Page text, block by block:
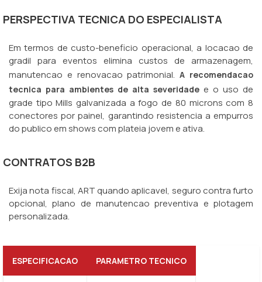
PERSPECTIVA TECNICA DO ESPECIALISTA
Em termos de custo-beneficio operacional, a locacao de
gradil para eventos elimina custos de armazenagem,
manutencao e renovacao patrimonial.A recomendacao
tecnica para ambientes de alta severidade e o uso de
grade tipo Mills galvanizada a fogo de 80 microns com 8
conectores por painel, garantindo resistencia a empurros
do publico em shows com plateia jovem e ativa.
CONTRATOS B2B
Exija nota fiscal, ART quando aplicavel, seguro contra furto
opcional, plano de manutencao preventiva e plotagem
personalizada.
ESPECIFICACAO PARAMETRO TECNICO